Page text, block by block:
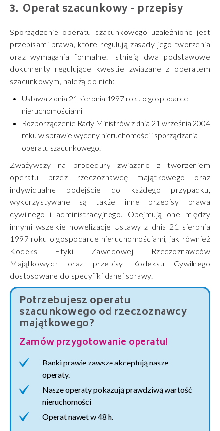
Operat szacunkowy - przepisy
Sporządzenie operatu szacunkowego uzależnione jest
przepisami prawa, które regulują zasady jego tworzenia
oraz wymagania formalne. Istnieją dwa podstawowe
dokumenty regulujące kwestie związane z operatem
szacunkowym, należą do nich:
Ustawa z dnia 21 sierpnia 1997 roku o gospodarce
nieruchomościami
Rozporządzenie Rady Ministrów z dnia 21 września 2004
roku w sprawie wyceny nieruchomości i sporządzania
operatu szacunkowego.
Zważywszy na procedury związane z tworzeniem
operatu przez rzeczoznawcę majątkowego oraz
indywidualne podejście do każdego przypadku,
wykorzystywane są także inne przepisy prawa
cywilnego i administracyjnego. Obejmują one między
innymi wszelkie nowelizacje Ustawy z dnia 21 sierpnia
1997 roku o gospodarce nieruchomościami, jak również
Kodeks Etyki Zawodowej Rzeczoznawców
Majątkowych oraz przepisy Kodeksu Cywilnego
dostosowane do specyfiki danej sprawy.
Potrzebujesz operatu
szacunkowego od rzeczoznawcy
majątkowego?
Zamów przygotowanie operatu!
Banki prawie zawsze akceptują nasze
operaty.
Nasze operaty pokazują prawdziwą wartość
nieruchomości
Operat nawet w 48 h.